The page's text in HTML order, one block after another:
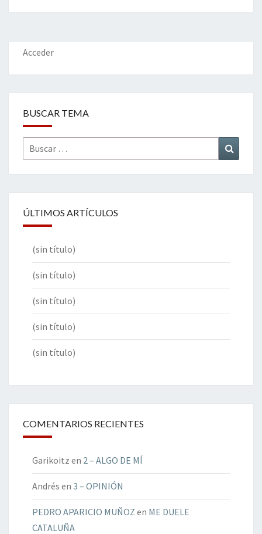
o
o
k
er dI
n
l
p
ar
Acceder
BUSCAR TEMA
Buscar
por:
ÚLTIMOS ARTÍCULOS
(sin título)
(sin título)
(sin título)
(sin título)
(sin título)
COMENTARIOS RECIENTES
Garikoitz en 2 – ALGO DE MÍ
Andrés en 3 – OPINIÓN
PEDRO APARICIO MUÑOZ en ME DUELE
CATALUÑA